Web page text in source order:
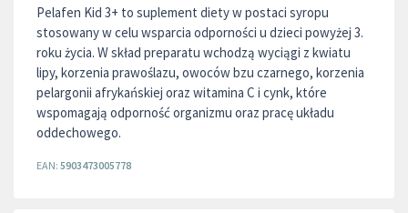
Pelafen Kid 3+ to suplement diety w postaci syropu
stosowany w celu wsparcia odporności u dzieci powyżej 3.
roku życia. W skład preparatu wchodzą wyciągi z kwiatu
lipy, korzenia prawoślazu, owoców bzu czarnego, korzenia
pelargonii afrykańskiej oraz witamina C i cynk, które
wspomagają odporność organizmu oraz pracę układu
oddechowego.
EAN: 5903473005778